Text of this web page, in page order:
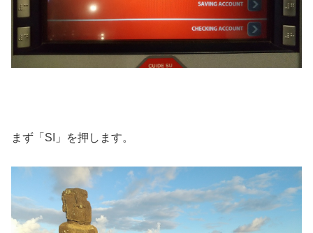
まず「SI」を押します。